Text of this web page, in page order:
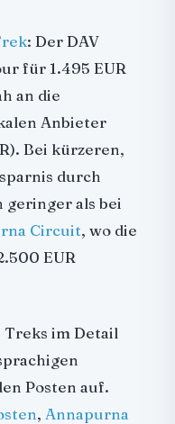
: Der DAV
für 1.495 EUR
an die
Anbieter
Bei kürzeren,
durch
als bei
Circuit, wo die
EUR
im Detail
Posten auf.
, Annapurna